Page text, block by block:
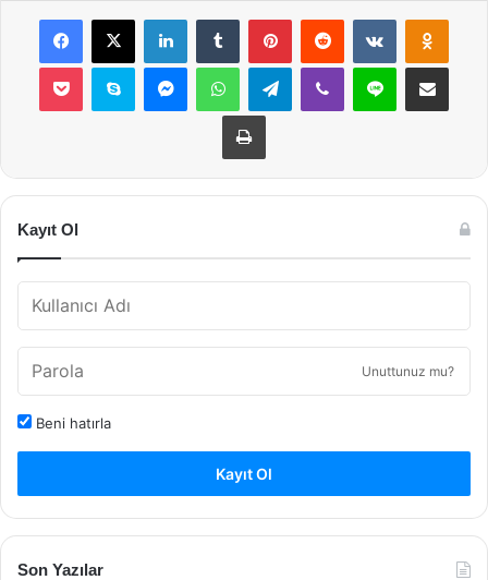
Facebook
X LinkedInTumblr PinterestReddit VKontakte
Pocket Skype MessengerWhatsAppTelegramViber Line E-Posta ile
Yazdır
Kayıt Ol
Unuttunuz mu?
Beni hatırla
Kayıt Ol
Son Yazılar